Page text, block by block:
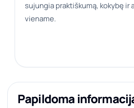
sujungia praktiškumą, kokybę ir
viename.
Papildoma